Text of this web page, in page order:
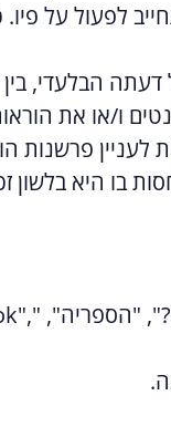
לפעול על
הבלעדי,
ו/או את
פרשנות
בו היא בלשון
.